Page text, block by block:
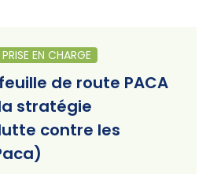
EN CHARGE
de route PACA
stratégie
contre les